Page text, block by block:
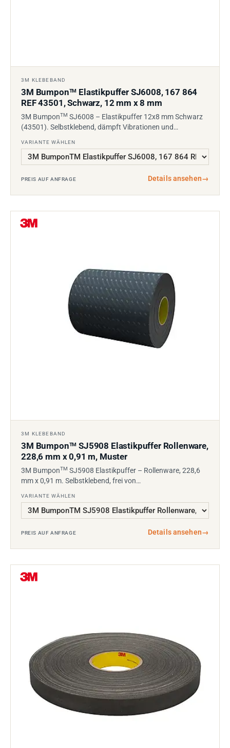
3M KLEBEBAND
3M BumponTM Elastikpuffer SJ6008, 167 864
REF 43501, Schwarz, 12 mm x 8 mm
3M BumponTM SJ6008 – Elastikpuffer 12x8 mm Schwarz
(43501). Selbstklebend, dämpft Vibrationen und…
VARIANTE WÄHLEN
PREIS AUF ANFRAGE Details ansehen→
3M KLEBEBAND
3M BumponTM SJ5908 Elastikpuffer Rollenware,
228,6 mm x 0,91 m, Muster
3M BumponTM SJ5908 Elastikpuffer – Rollenware, 228,6
mm x 0,91 m. Selbstklebend, frei von…
VARIANTE WÄHLEN
PREIS AUF ANFRAGE Details ansehen→